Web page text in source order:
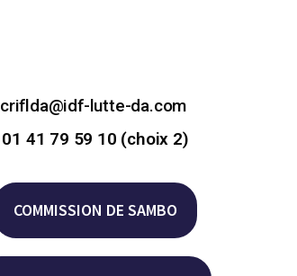
criflda@idf-lutte-da.com
01 41 79 59 10 (choix 2)
COMMISSION DE SAMBO